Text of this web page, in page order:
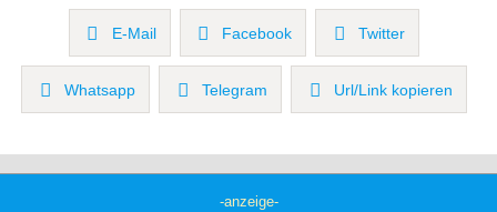
E-Mail Facebook Twitter
Whatsapp Telegram Url/Link kopieren
-anzeige-